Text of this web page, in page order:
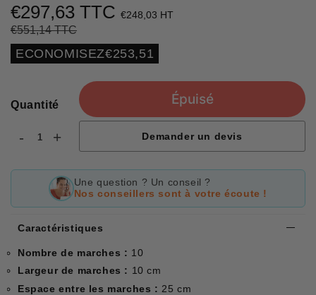
€297,63 TTC €248,03 HT
€551,14 TTC
régulier
réduit
Unit
price
ECONOMISEZ€253,51
Quantité
- +
Épuisé
Demander un devis
Une question ? Un conseil ?
Nos conseillers sont à votre écoute !
Caractéristiques
Nombre de marches : 10
Largeur de marches : 10 cm
Espace entre les marches : 25 cm